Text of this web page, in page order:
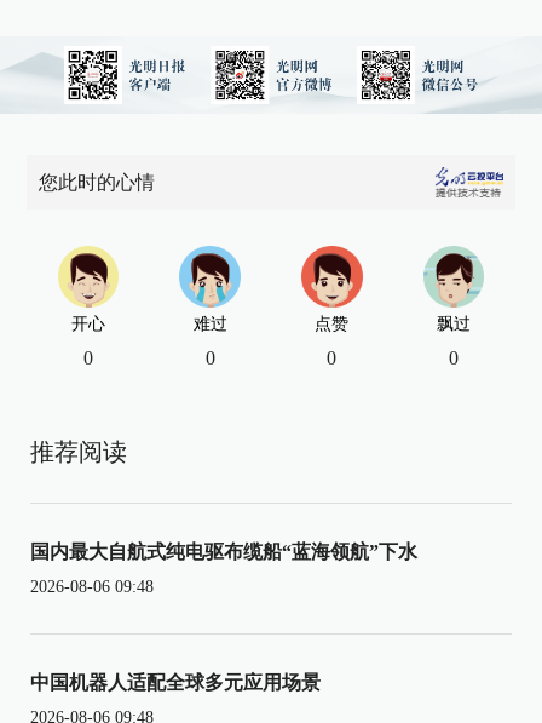
您此时的心情
开心
0
难过
0
点赞
0
飘过
0
推荐阅读
国内最大自航式纯电驱布缆船“蓝海领航”下水
2026-08-06 09:48
中国机器人适配全球多元应用场景
2026-08-06 09:48